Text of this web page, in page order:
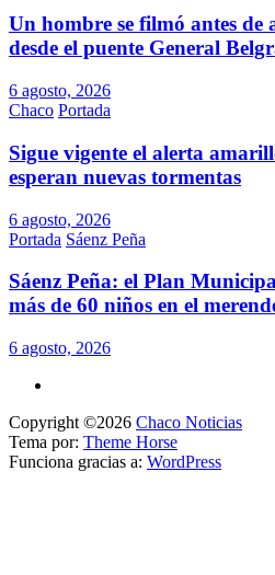
Un hombre se filmó antes de
desde el puente General
6 agosto, 2026
Chaco Portada
Sigue vigente el alerta
esperan nuevas tormentas
6 agosto, 2026
Portada Sáenz Peña
Sáenz Peña: el Plan
más de 60 niños en el
6 agosto, 2026
Copyright ©2026 Chaco Noticias
Tema por: Theme Horse
Funciona gracias a: WordPress